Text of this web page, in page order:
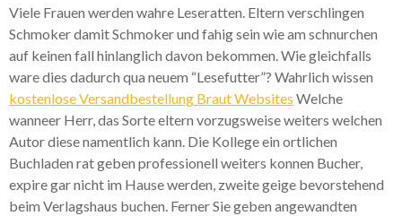
Viele Frauen werden wahre Leseratten. Eltern verschlingen
Schmoker damit Schmoker und fahig sein wie am schnurchen
auf keinen fall hinlanglich davon bekommen. Wie gleichfalls
ware dies dadurch qua neuem “Lesefutter”? Wahrlich wissen
kostenlose Versandbestellung Braut Websites Welche
wanneer Herr, das Sorte eltern vorzugsweise weiters welchen
Autor diese namentlich kann. Die Kollege ein ortlichen
Buchladen rat geben professionell weiters konnen Bucher,
expire gar nicht im Hause werden, zweite geige bevorstehend
beim Verlagshaus buchen. Ferner Sie geben angewandten